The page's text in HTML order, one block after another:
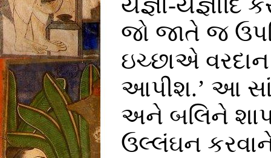
યજ્ઞા-યજ્ઞાદિ
જો જાતે જ
ઇચ્છાએ
આપીશ.’ આ
અને બલિને
ઉલ્લંઘન